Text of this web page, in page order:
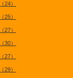
24）
25）
27）
30）
27）
29）